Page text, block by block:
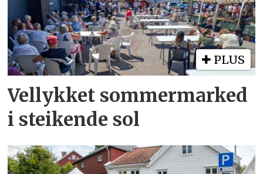
vel
PLUS
Vellykket sommermarked
i steikende sol